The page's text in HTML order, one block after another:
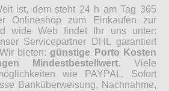
ist, dem steht 24 h am Tag 365
Onlineshop zum Einkaufen zur
wide Web findet Ihr uns unter:
Servicepartner DHL garantiert
bieten:günstige Porto Kosten
Mindestbestellwert. Viele
wie PAYPAL, Sofort
Banküberweisung, Nachnahme,